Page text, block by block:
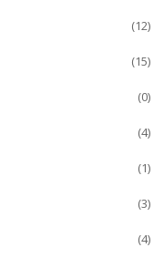
(12)
(15)
(0)
(4)
(1)
(3)
(4)